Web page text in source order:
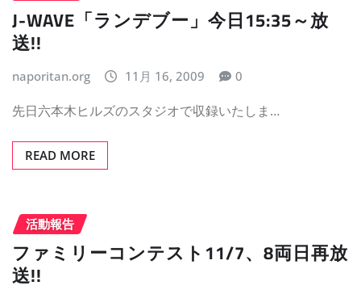
J-WAVE「ランデブー」今日15:35～放
送!!
naporitan.org 11月 16, 2009 0
先日六本木ヒルズのスタジオで収録いたしま…
READ MORE
活動報告
ファミリーコンテスト11/7、8両日再放
送!!